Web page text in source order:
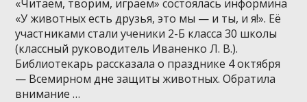
«Читаем, творим, играем» состоялась информина
«У животных есть друзья, это мы — и ты, и я!». Её
участниками стали ученики 2-Б класса 30 школы
(классный руководитель Иваненко Л. В.).
Библиотекарь рассказала о празднике 4 октября
— Всемирном дне защиты животных. Обратила
внимание …